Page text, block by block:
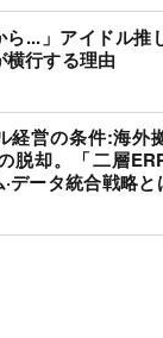
ら...」アイドル推
行する理由
経営の条件:海外
脱却。「二層
データ統合戦略と